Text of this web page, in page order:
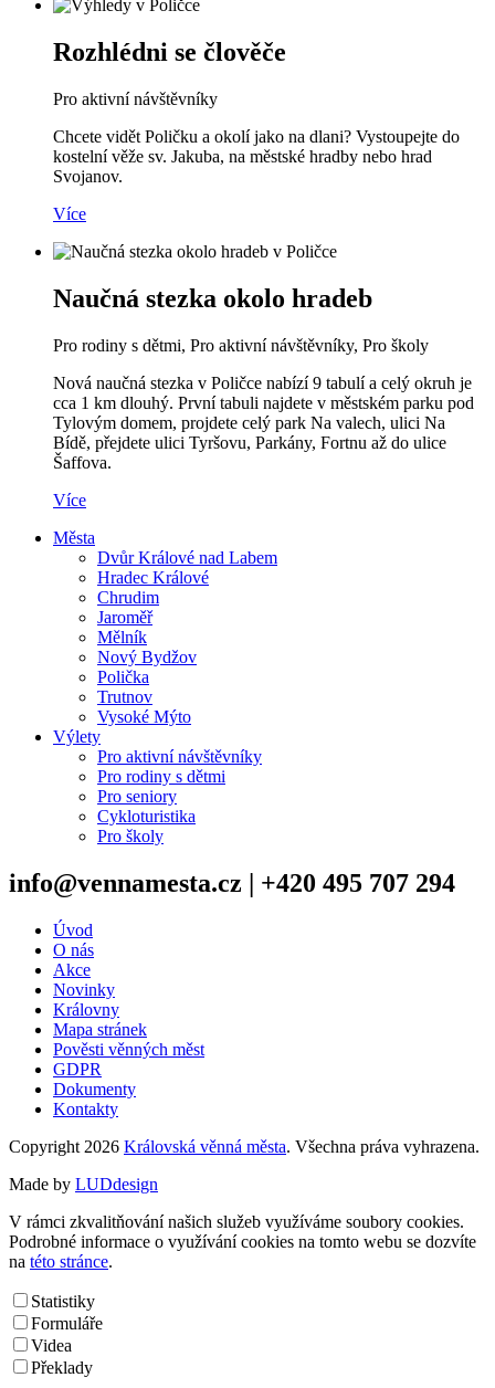
Rozhlédni se člověče
Pro aktivní návštěvníky
Chcete vidět Poličku a okolí jako na dlani? Vystoupejte do
kostelní věže sv. Jakuba, na městské hradby nebo hrad
Svojanov.
Více
Naučná stezka okolo hradeb
Pro rodiny s dětmi, Pro aktivní návštěvníky, Pro školy
Nová naučná stezka v Poličce nabízí 9 tabulí a celý okruh je
cca 1 km dlouhý. První tabuli najdete v městském parku pod
Tylovým domem, projdete celý park Na valech, ulici Na
Bídě, přejdete ulici Tyršovu, Parkány, Fortnu až do ulice
Šaffova.
Více
Města
Dvůr Králové nad Labem
Hradec Králové
Chrudim
Jaroměř
Mělník
Nový Bydžov
Polička
Trutnov
Vysoké Mýto
Výlety
Pro aktivní návštěvníky
Pro rodiny s dětmi
Pro seniory
Cykloturistika
Pro školy
info@vennamesta.cz | +420 495 707 294
Úvod
O nás
Akce
Novinky
Královny
Mapa stránek
Pověsti věnných měst
GDPR
Dokumenty
Kontakty
Copyright 2026 Královská věnná města. Všechna práva vyhrazena.
Made by LUDdesign
V rámci zkvalitňování našich služeb využíváme soubory cookies.
Podrobné informace o využívání cookies na tomto webu se dozvíte
na této stránce.
Statistiky
Formuláře
Videa
Překlady